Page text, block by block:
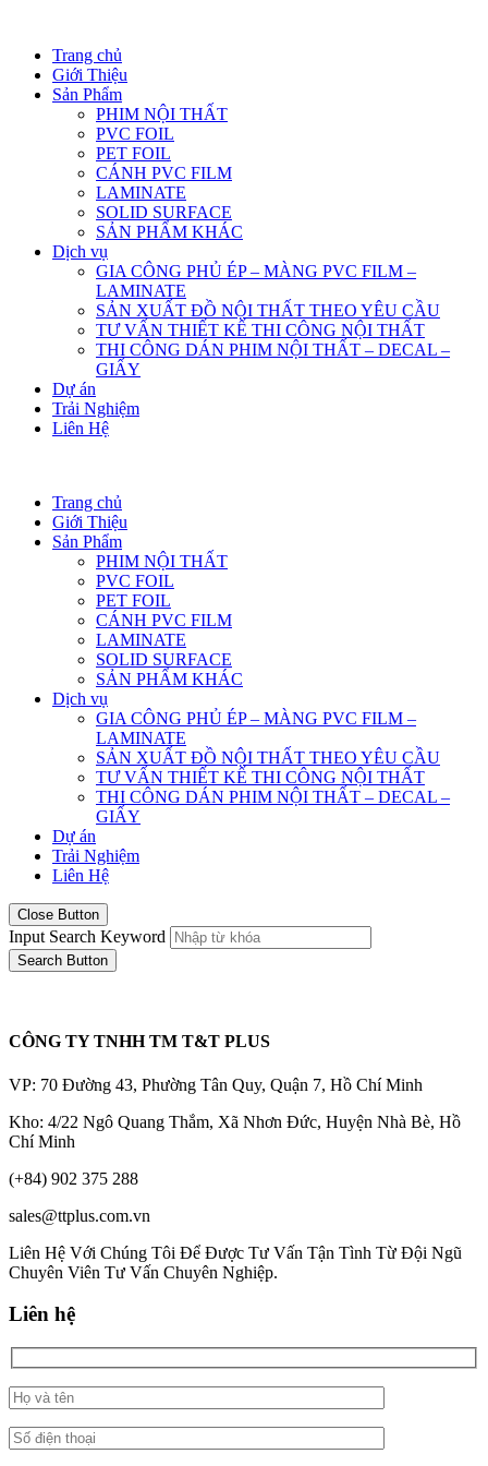
Trang chủ
Giới Thiệu
Sản Phẩm
PHIM NỘI THẤT
PVC FOIL
PET FOIL
CÁNH PVC FILM
LAMINATE
SOLID SURFACE
SẢN PHẨM KHÁC
Dịch vụ
GIA CÔNG PHỦ ÉP – MÀNG PVC FILM –
LAMINATE
SẢN XUẤT ĐỒ NỘI THẤT THEO YÊU CẦU
TƯ VẤN THIẾT KẾ THI CÔNG NỘI THẤT
THI CÔNG DÁN PHIM NỘI THẤT – DECAL –
GIẤY
Dự án
Trải Nghiệm
Liên Hệ
Trang chủ
Giới Thiệu
Sản Phẩm
PHIM NỘI THẤT
PVC FOIL
PET FOIL
CÁNH PVC FILM
LAMINATE
SOLID SURFACE
SẢN PHẨM KHÁC
Dịch vụ
GIA CÔNG PHỦ ÉP – MÀNG PVC FILM –
LAMINATE
SẢN XUẤT ĐỒ NỘI THẤT THEO YÊU CẦU
TƯ VẤN THIẾT KẾ THI CÔNG NỘI THẤT
THI CÔNG DÁN PHIM NỘI THẤT – DECAL –
GIẤY
Dự án
Trải Nghiệm
Liên Hệ
Close Button
Input Search Keyword
Search Button
CÔNG TY TNHH TM T&T PLUS
VP: 70 Đường 43, Phường Tân Quy, Quận 7, Hồ Chí Minh
Kho: 4/22 Ngô Quang Thắm, Xã Nhơn Đức, Huyện Nhà Bè, Hồ
Chí Minh
(+84) 902 375 288
sales@ttplus.com.vn
Liên Hệ Với Chúng Tôi Để Được Tư Vấn Tận Tình Từ Đội Ngũ
Chuyên Viên Tư Vấn Chuyên Nghiệp.
Liên hệ